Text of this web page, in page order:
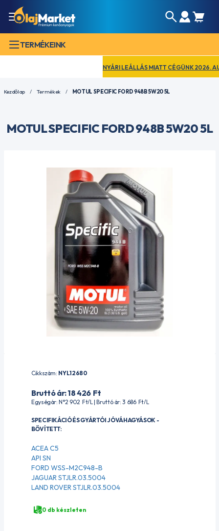
TERMÉKEINK
NYÁRI LEÁLLÁS MIATT CÉGÜNK 2026.
Kezdőlap Termékek MOTUL SPECIFIC FORD 948B 5W20 5L
MOTUL SPECIFIC FORD 948B 5W20 5L
Cikkszám: NYL12680
Bruttó ár: 18 426 Ft
Egységár: N°2 902 Ft/L | Bruttó ár: 3 686 Ft/L
SPECIFIKÁCIÓ ÉS GYÁRTÓI JÓVÁHAGYÁSOK -
BŐVÍTETT:
ACEA C5
API SN
FORD WSS-M2C948-B
JAGUAR STJLR.03.5004
LAND ROVER STJLR.03.5004
0 db készleten